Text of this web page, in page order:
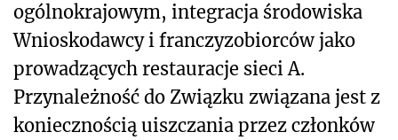
ogólnokrajowym, integracja środowiska
Wnioskodawcy i franczyzobiorców jako
prowadzących restauracje sieci A.
Przynależność do Związku związana jest z
koniecznością uiszczania przez członków